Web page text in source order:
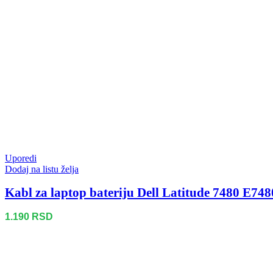
Uporedi
Dodaj na listu želja
Kabl za laptop bateriju Dell Latitude 7480
1.190 RSD